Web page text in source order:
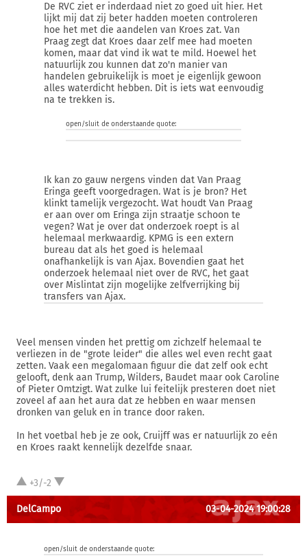
De RVC ziet er inderdaad niet zo goed uit hier. Het
lijkt mij dat zij beter hadden moeten controleren
hoe het met die aandelen van Kroes zat. Van
Praag zegt dat Kroes daar zelf mee had moeten
komen, maar dat vind ik wat te mild. Hoewel het
natuurlijk zou kunnen dat zo'n manier van
handelen gebruikelijk is moet je eigenlijk gewoon
alles waterdicht hebben. Dit is iets wat eenvoudig
na te trekken is.
open/sluit de onderstaande quote:
Ik kan zo gauw nergens vinden dat Van Praag
Eringa geeft voorgedragen. Wat is je bron? Het
klinkt tamelijk vergezocht. Wat houdt Van Praag
er aan over om Eringa zijn straatje schoon te
vegen? Wat je over dat onderzoek roept is al
helemaal merkwaardig. KPMG is een extern
bureau dat als het goed is helemaal
onafhankelijk is van Ajax. Bovendien gaat het
onderzoek helemaal niet over de RVC, het gaat
over Mislintat zijn mogelijke zelfverrijking bij
transfers van Ajax.
Veel mensen vinden het prettig om zichzelf helemaal te
verliezen in de "grote leider" die alles wel even recht gaat
zetten. Vaak een megalomaan figuur die dat zelf ook echt
gelooft, denk aan Trump, Wilders, Baudet maar ook Caroline
of Pieter Omtzigt. Wat zulke lui feitelijk presteren doet niet
zoveel af aan het aura dat ze hebben en waar mensen
dronken van geluk en in trance door raken.
In het voetbal heb je ze ook, Cruijff was er natuurlijk zo eén
en Kroes raakt kennelijk dezelfde snaar.
+3/-2
DelCampo 03-04-2024 19:00:28
open/sluit de onderstaande quote: